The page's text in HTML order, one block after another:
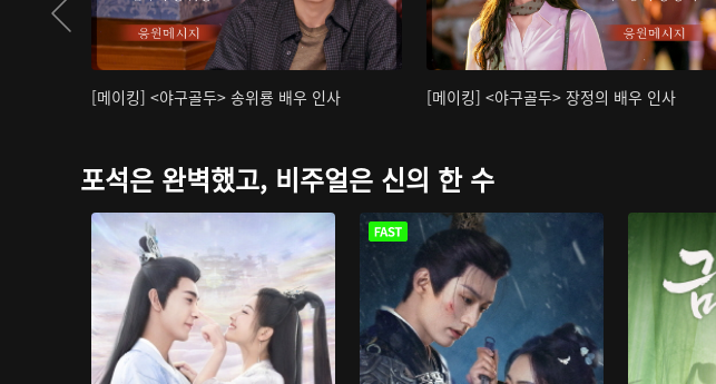
[메이킹] <야구골두> 송위룡 배우 인사 [메이킹] <야구골두> 장정의 배우 인사
포석은 완벽했고, 비주얼은 신의 한 수